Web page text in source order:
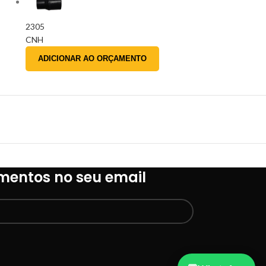
2305
CNH
ADICIONAR AO ORÇAMENTO
no seu email